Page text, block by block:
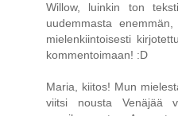
Willow, luinkin ton
uudemmasta
mielenkiintoisesti
kommentoimaan! :D
Maria, kiitos! Mun
viitsi nousta Venäjää